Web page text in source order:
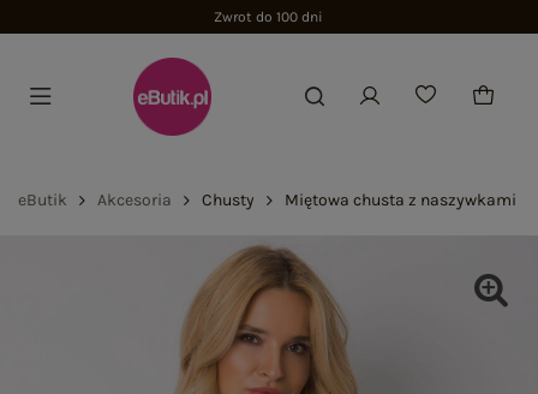
Zwrot do 100 dni
eButik Akcesoria Chusty Miętowa chusta z naszywkami